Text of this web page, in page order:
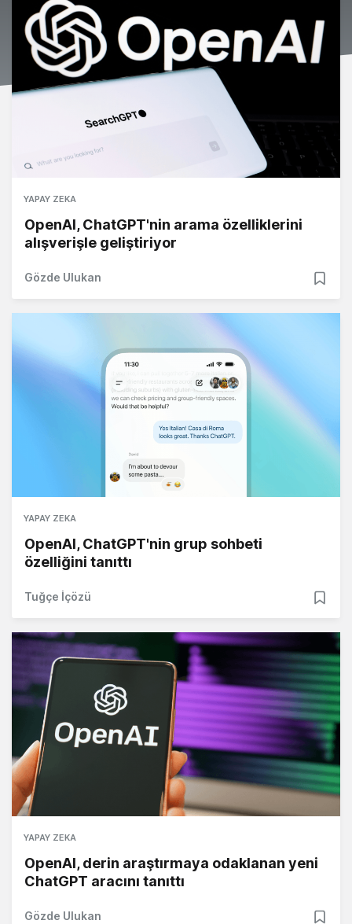
YAPAY ZEKA
OpenAI, ChatGPT'nin arama özelliklerini
alışverişle geliştiriyor
Gözde Ulukan
YAPAY ZEKA
OpenAI, ChatGPT'nin grup sohbeti
özelliğini tanıttı
Tuğçe İçözü
YAPAY ZEKA
OpenAI, derin araştırmaya odaklanan yeni
ChatGPT aracını tanıttı
Gözde Ulukan